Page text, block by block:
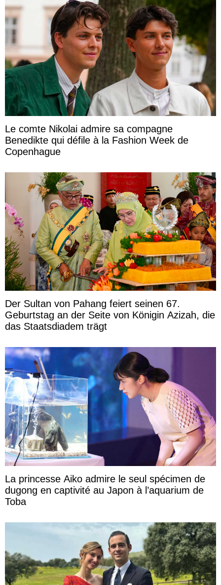
Le comte Nikolai admire sa compagne
Benedikte qui défile à la Fashion Week de
Copenhague
Der Sultan von Pahang feiert seinen 67.
Geburtstag an der Seite von Königin Azizah, die
das Staatsdiadem trägt
La princesse Aiko admire le seul spécimen de
dugong en captivité au Japon à l’aquarium de
Toba